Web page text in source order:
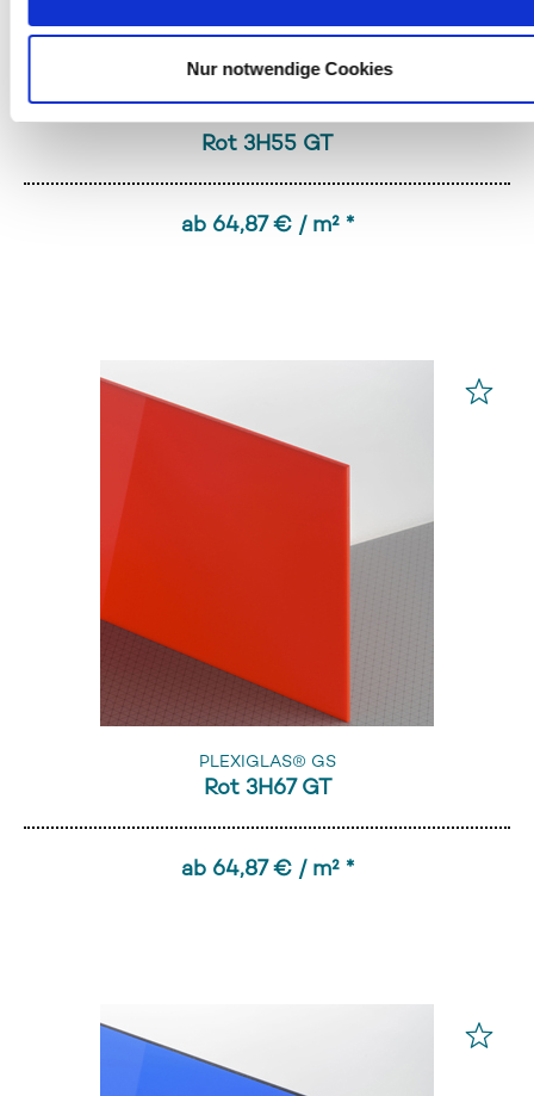
Nur notwendige Cookies
PLEXIGLAS® GS
Rot 3H55 GT
ab 64,87 € / m² *
PLEXIGLAS® GS
Rot 3H67 GT
ab 64,87 € / m² *